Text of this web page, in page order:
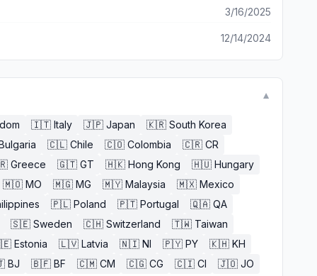
3/16/2025
12/14/2024
▼
🇮🇹 Italy 🇯🇵 Japan 🇰🇷 South Korea
🇨🇱 Chile 🇨🇴 Colombia 🇨🇷 CR
Greece 🇬🇹 GT 🇭🇰 Hong Kong 🇭🇺 Hungary
🇲🇴 MO 🇲🇬 MG 🇲🇾 Malaysia 🇲🇽 Mexico
🇵🇱 Poland 🇵🇹 Portugal 🇶🇦 QA
🇸🇪 Sweden 🇨🇭 Switzerland 🇹🇼 Taiwan
Estonia 🇱🇻 Latvia 🇳🇮 NI 🇵🇾 PY 🇰🇭 KH
BJ 🇧🇫 BF 🇨🇲 CM 🇨🇬 CG 🇨🇮 CI 🇯🇴 JO